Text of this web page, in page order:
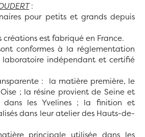
:
pour petits et grands depuis
créations est fabriqué en France.
conformes à la réglementation
laboratoire indépendant et certifié
: la matière première, le
; la résine provient de Seine et
dans les Yvelines ; la finition et
dans leur atelier des Hauts-de-